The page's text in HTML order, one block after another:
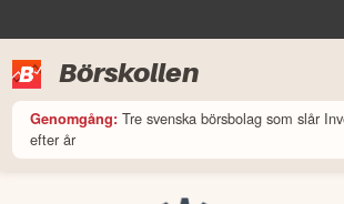
Börskollen
Genomgång: Tre svenska börsbolag som slår
efter år